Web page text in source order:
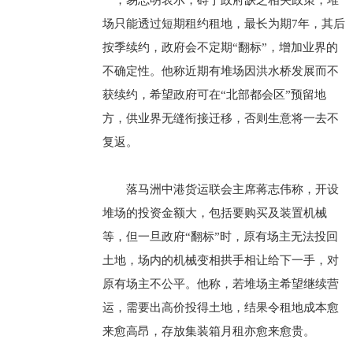
场只能透过短期租约租地，最长为期7年，其后
按季续约，政府会不定期“翻标”，增加业界的
不确定性。他称近期有堆场因洪水桥发展而不
获续约，希望政府可在“北部都会区”预留地
方，供业界无缝衔接迁移，否则生意将一去不
复返。
落马洲中港货运联会主席蒋志伟称，开设
堆场的投资金额大，包括要购买及装置机械
等，但一旦政府“翻标”时，原有场主无法投回
土地，场内的机械变相拱手相让给下一手，对
原有场主不公平。他称，若堆场主希望继续营
运，需要出高价投得土地，结果令租地成本愈
来愈高昂，存放集装箱月租亦愈来愈贵。